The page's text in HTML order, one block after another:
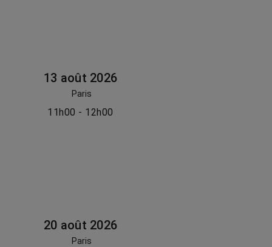
13 août 2026
Paris
11h00 - 12h00
20 août 2026
Paris